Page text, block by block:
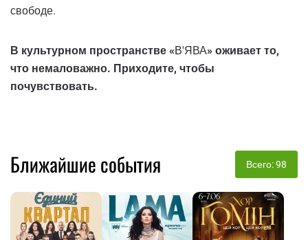
свободе.
В культурном пространстве «В'ЯВА» оживает то,
что немаловажно. Приходите, чтобы
почувствовать.
Ближайшие события Всего: 98